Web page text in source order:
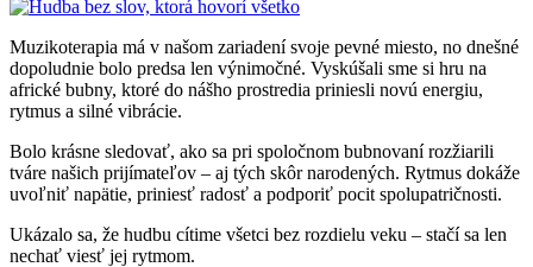
Muzikoterapia má v našom zariadení svoje pevné miesto, no dnešné
dopoludnie bolo predsa len výnimočné. Vyskúšali sme si hru na
africké bubny, ktoré do nášho prostredia priniesli novú energiu,
rytmus a silné vibrácie.
Bolo krásne sledovať, ako sa pri spoločnom bubnovaní rozžiarili
tváre našich prijímateľov – aj tých skôr narodených. Rytmus dokáže
uvoľniť napätie, priniesť radosť a podporiť pocit spolupatričnosti.
Ukázalo sa, že hudbu cítime všetci bez rozdielu veku – stačí sa len
nechať viesť jej rytmom.